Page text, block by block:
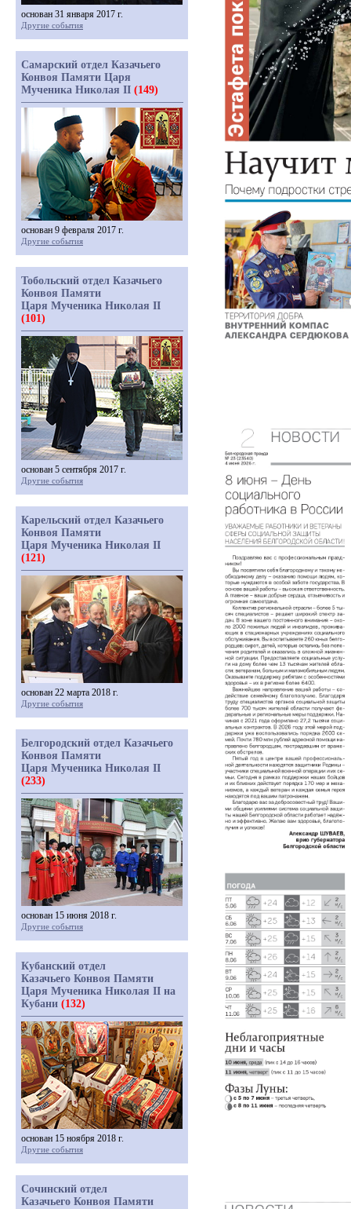
основан 31 января 2017 г.
Другие события
Самарский отдел Казачьего
Конвоя Памяти Царя
Мученика Николая II (149)
основан 9 февраля 2017 г.
Другие события
Тобольский отдел Казачьего
Конвоя Памяти
Царя Мученика Николая II
(101)
основан 5 сентября 2017 г.
Другие события
Карельский отдел Казачьего
Конвоя Памяти
Царя Мученика Николая II
(121)
основан 22 марта 2018 г.
Другие события
Белгородский отдел Казачьего
Конвоя Памяти
Царя Мученика Николая II
(233)
основан 15 июня 2018 г.
Другие события
Кубанский отдел
Казачьего Конвоя Памяти
Царя Мученика Николая II на
Кубани (132)
основан 15 ноября 2018 г.
Другие события
Сочинский отдел
Казачьего Конвоя Памяти